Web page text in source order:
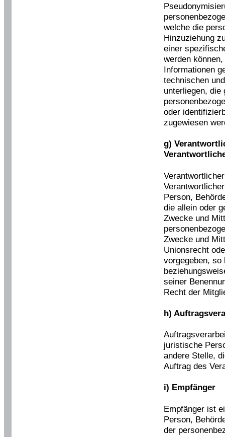
welche die
Hinzuziehung
einer
werden
Informationen
technischen
unterliegen, die
oder
zugewiesen
g)
Person,
die allein oder
Zwecke und
Zwecke und
Unionsrecht
vorgegeben, so
seiner
Recht der
h)
juristische
andere Stelle,
Auftrag des
i) Empfänger
Empfänger ist
Person,
der